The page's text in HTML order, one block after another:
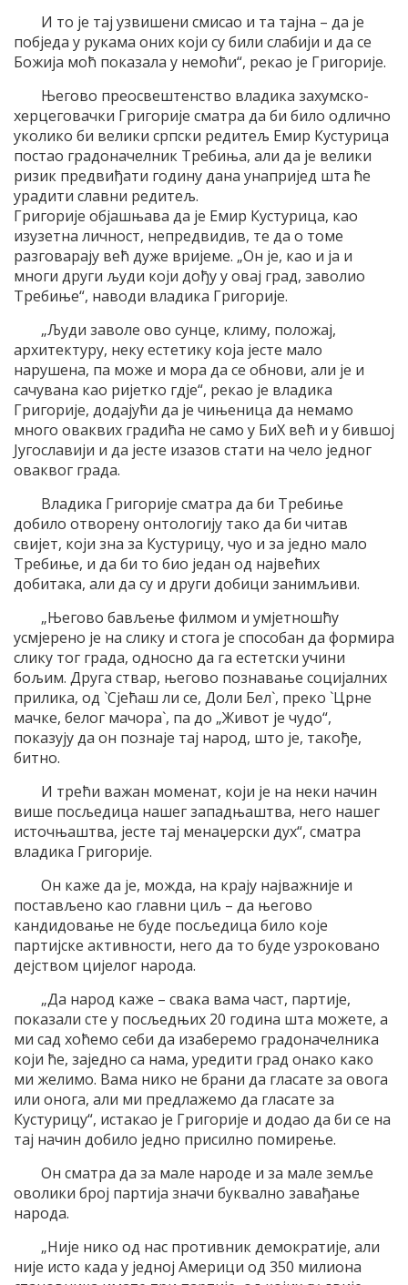
И то је тај узвишени смисао и та тајна – да је
побједа у рукама оних који су били слабији и да се
Божија моћ показала у немоћи“, рекао је Григорије.
Његово преосвештенство владика захумско-
херцеговачки Григорије сматра да би било одлично
уколико би велики српски редитељ Емир Кустурица
постао градоначелник Требиња, али да је велики
ризик предвиђати годину дана унапријед шта ће
урадити славни редитељ.
Григорије објашњава да је Емир Кустурица, као
изузетна личност, непредвидив, те да о томе
разговарају већ дуже вријеме. „Он је, као и ја и
многи други људи који дођу у овај град, заволио
Требиње“, наводи владика Григорије.
„Људи заволе ово сунце, климу, положај,
архитектуру, неку естетику која јесте мало
нарушена, па може и мора да се обнови, али је и
сачувана као ријетко гдје“, рекао је владика
Григорије, додајући да је чињеница да немамо
много оваквих градића не само у БиХ већ и у бившој
Југославији и да јесте изазов стати на чело једног
оваквог града.
Владика Григорије сматра да би Требиње
добило отворену онтологију тако да би читав
свијет, који зна за Кустурицу, чуо и за једно мало
Требиње, и да би то био један од највећих
добитака, али да су и други добици занимљиви.
„Његово бављење филмом и умјетношћу
усмјерено је на слику и стога је способан да формира
слику тог града, односно да га естетски учини
бољим. Друга ствар, његово познавање социјалних
прилика, од `Сјећаш ли се, Доли Бел`, преко `Црне
мачке, белог мачора`, па до „Живот је чудо“,
показују да он познаје тај народ, што је, такође,
битно.
И трећи важан моменат, који је на неки начин
више посљедица нашег западњаштва, него нашег
источњаштва, јесте тај менаџерски дух“, сматра
владика Григорије.
Он каже да је, можда, на крају најважније и
постављено као главни циљ – да његово
кандидовање не буде посљедица било које
партијске активности, него да то буде узроковано
дејством цијелог народа.
„Да народ каже – свака вама част, партије,
показали сте у посљедњих 20 година шта можете, а
ми сад хоћемо себи да изаберемо градоначелника
који ће, заједно са нама, уредити град онако како
ми желимо. Вама нико не брани да гласате за овога
или онога, али ми предлажемо да гласате за
Кустурицу“, истакао је Григорије и додао да би се на
тај начин добило једно присилно помирење.
Он сматра да за мале народе и за мале земље
оволики број партија значи буквално завађање
народа.
„Није нико од нас противник демократије, али
није исто када у једној Америци од 350 милиона